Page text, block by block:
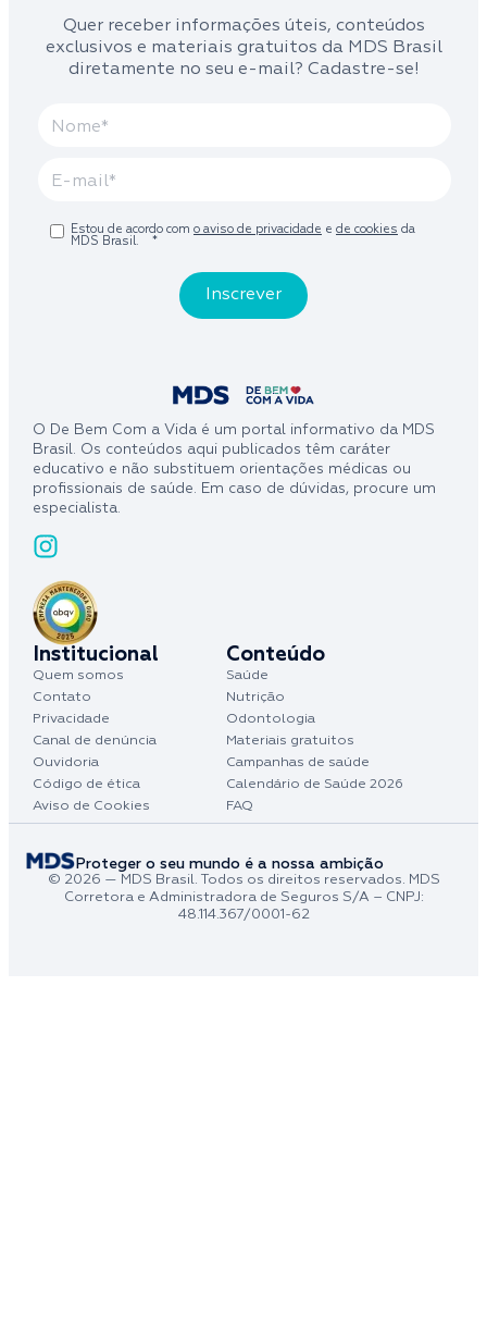
Quer receber informações úteis, conteúdos
exclusivos e materiais gratuitos da MDS Brasil
diretamente no seu e-mail? Cadastre-se!
Estou de acordo com o aviso de privacidade e de cookies da
MDS Brasil.
*
O De Bem Com a Vida é um portal informativo da MDS
Brasil. Os conteúdos aqui publicados têm caráter
educativo e não substituem orientações médicas ou
profissionais de saúde. Em caso de dúvidas, procure um
especialista.
Institucional
Quem somos
Contato
Privacidade
Canal de denúncia
Ouvidoria
Código de ética
Aviso de Cookies
Conteúdo
Saúde
Nutrição
Odontologia
Materiais gratuitos
Campanhas de saúde
Calendário de Saúde 2026
FAQ
Proteger o seu mundo é a nossa ambição
© 2026 — MDS Brasil. Todos os direitos reservados. MDS
Corretora e Administradora de Seguros S/A – CNPJ:
48.114.367/0001-62